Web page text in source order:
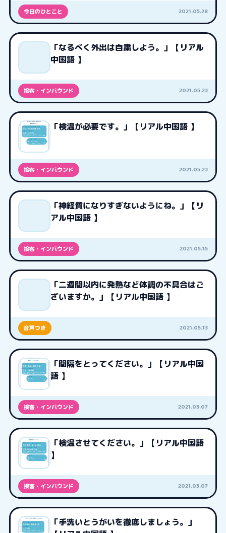
今日のひとこと 2021.05.28
「なるべく外出は自粛しよう。」【リアル
中国語 】
接客・インバウンド 2021.05.23
「検温が必要です。」【リアル中国語 】
接客・インバウンド 2021.05.23
「神経質になりすぎないようにね。」【リ
アル中国語 】
接客・インバウンド 2021.05.15
「二週間以内に発熱など体調の不具合はご
ざいますか。」【リアル中国語 】
音声つき 2021.05.13
「間隔をとってください。」【リアル中国
語 】
接客・インバウンド 2021.03.07
「検温させてください。」【リアル中国語
】
接客・インバウンド 2021.03.07
「手洗いとうがいを徹底しましょう。」